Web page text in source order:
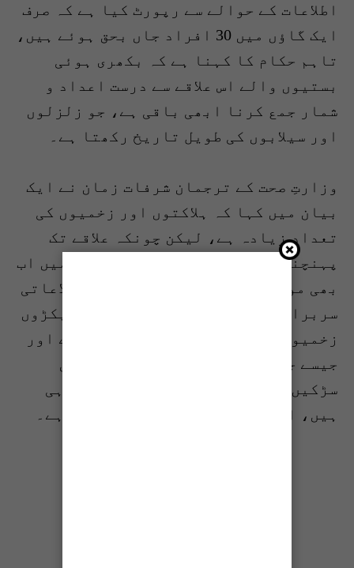
اطلاعات کے حوالے سے رپورٹ کیا ہے کہ صرف
ایک گاؤں میں 30 افراد جاں بحق ہوئے ہیں،
تاہم حکام کا کہنا ہے کہ بکھری ہوئی
بستیوں والے اس علاقے سے درست اعداد و
شمار جمع کرنا ابھی باقی ہے، جو زلزلوں
اور سیلابوں کی طویل تاریخ رکھتا ہے۔
وزارتِ صحت کے ترجمان شرفات زمان نے ایک
بیان میں کہا کہ ہلاکتوں اور زخمیوں کی
تعداد زیادہ ہے، لیکن چونکہ علاقے تک
پہنچنا دشوار ہے، اس لیے ہماری ٹیمیں اب
بھی موقع پر موجود ہیں۔ صوبائی اطلاعاتی
سربراہ نجیب اللہ حنیف کے مطابق سیکڑوں
زخمیوں کو ہسپتال منتقل کیا گیا ہے اور
جیسے جیسے دور دراز علاقوں سے، جہاں
سڑکیں بہت کم ہیں، مزید اطلاعات آ رہی
ہیں، اعداد و شمار بڑھنے کا امکان ہے۔